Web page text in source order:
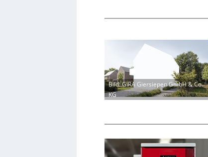
Bild: GIRA Giersiepen GmbH & Co.
KG